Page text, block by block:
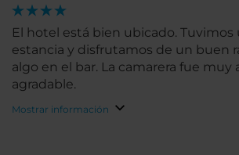
El hotel está bien ubicado. Tuvimos
estancia y disfrutamos de un buen
algo en el bar. La camarera fue muy
agradable.
Mostrar información